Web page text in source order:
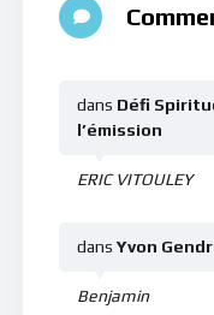
ERIC VITOULEY
dans Défi
l’émission
Benjamin
dansYvon